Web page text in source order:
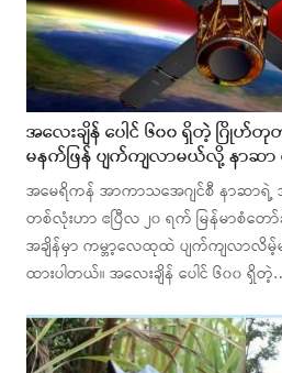
အလေးချိန် ပေါင် ၆၀၀ ရှိတဲ့ ဂြိုဟ်တု
မနက်ဖြန် ပျက်ကျလာမယ်လို့ နာဆ
အမေရိကန် အာကာသအေဂျင်စီ နာဆာ
တစ်လုံးဟာ ဧပြီလ ၂၀ ရက် မြန်မာစံတော်
အချိန်မှာ ကမ္ဘာ့လေထုထဲ ပျက်ကျလာ
ထားပါတယ်။ အလေးချိန် ပေါင် ၆၀၀ ရှိ